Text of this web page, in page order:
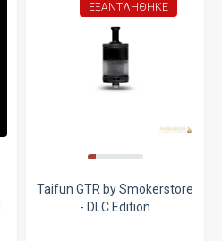
ΕΞΑΝΤΛΉΘΗΚΕ
Taifun GTR by Smokerstore
- DLC Edition